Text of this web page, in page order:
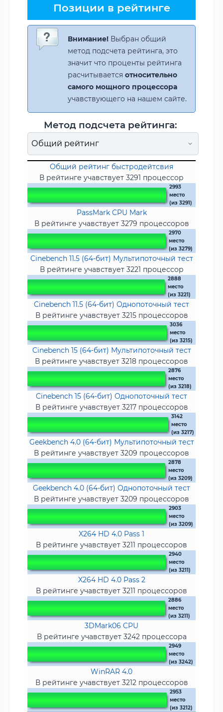
Позиции в рейтинге
Внимание! Выбран общий
метод подсчета рейтинга, это
значит что проценты рейтинга
расчитывается относительно
самого мощного процессора
учавствующего на нашем сайте.
Метод подсчета рейтинга:
Общий рейтинг быстродейтсвия
В рейтинге учавствует 3291 процессор
2993
место
(из 3291)
PassMark CPU Mark
В рейтинге учавствует 3279 процессоров
2970
место
(из 3279)
Cinebench 11.5 (64-бит) Мультипоточный тест
В рейтинге учавствует 3221 процессор
2888
место
(из 3221)
Cinebench 11.5 (64-бит) Однопоточный тест
В рейтинге учавствует 3215 процессоров
3036
место
(из 3215)
Cinebench 15 (64-бит) Мультипоточный тест
В рейтинге учавствует 3218 процессоров
2876
место
(из 3218)
Cinebench 15 (64-бит) Однопоточный тест
В рейтинге учавствует 3217 процессоров
3142
место
(из 3217)
Geekbench 4.0 (64-бит) Мультипоточный тест
В рейтинге учавствует 3209 процессоров
2878
место
(из 3209)
Geekbench 4.0 (64-бит) Однопоточный тест
В рейтинге учавствует 3209 процессоров
2903
место
(из 3209)
X264 HD 4.0 Pass 1
В рейтинге учавствует 3211 процессоров
2940
место
(из 3211)
X264 HD 4.0 Pass 2
В рейтинге учавствует 3211 процессоров
2886
место
(из 3211)
3DMark06 CPU
В рейтинге учавствует 3242 процессора
2949
место
(из 3242)
WinRAR 4.0
В рейтинге учавствует 3212 процессоров
2953
место
(из 3212)